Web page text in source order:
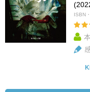
ISBN